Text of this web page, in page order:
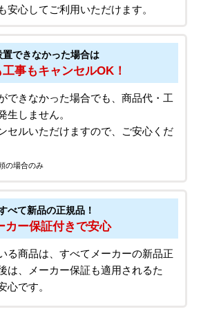
安心してご利用いただけます。
置できなかった場合は
事もキャンセルOK！
できなかった場合でも、商品代・工
生しません。
セルいただけますので、ご安心くだ
の場合のみ
べて新品の正規品！
カー保証付きで安心
る商品は、すべてメーカーの新品正
は、メーカー保証も適用されるた
心です。